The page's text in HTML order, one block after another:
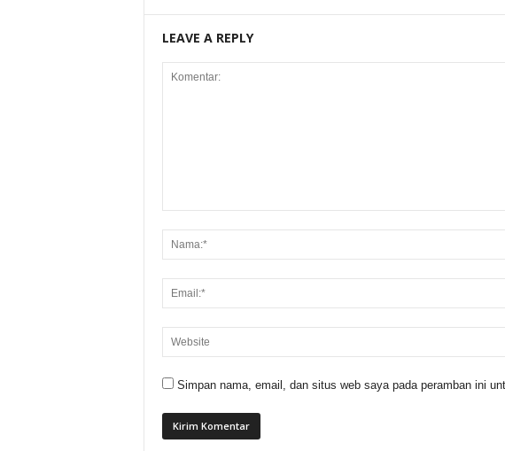
LEAVE A REPLY
Simpan nama, email, dan situs web saya pada peramban ini